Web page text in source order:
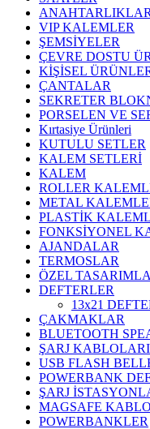
ANAHTARLIKLAR
VIP KALEMLER
ŞEMSİYELER
ÇEVRE DOSTU
KİŞİSEL
ÇANTALAR
SEKRETER
PORSELEN VE
Kırtasiye Ürünleri
KUTULU SETLER
KALEM SETLERİ
KALEM
ROLLER
METAL
PLASTİK
FONKSİYONEL
AJANDALAR
TERMOSLAR
ÖZEL
DEFTERLER
13x21
ÇAKMAKLAR
BLUETOOTH
ŞARJ KABLOLARI
USB FLASH
POWERBANK
ŞARJ
MAGSAFE
POWERBANKLER